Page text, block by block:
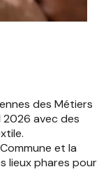
des Métiers
2026 avec des
et la
lieux phares pour